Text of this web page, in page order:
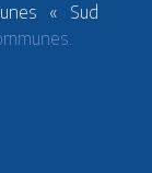
« Sud